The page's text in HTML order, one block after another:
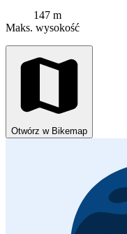
147 m
Maks. wysokość
Otwórz w Bikemap